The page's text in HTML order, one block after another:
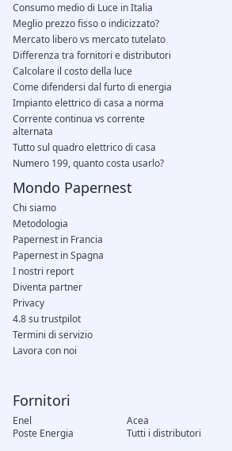
Fornitori
Enel Acea
Poste Energia
Tutti i distributori
Consumo medio di Luce in Italia
Meglio prezzo fisso o indicizzato?
Mercato libero vs mercato tutelato
Differenza tra fornitori e distributori
Calcolare il costo della luce
Come difendersi dal furto di energia
Impianto elettrico di casa a norma
Corrente continua vs corrente
alternata
Tutto sul quadro elettrico di casa
Numero 199, quanto costa usarlo?
Mondo Papernest
Chi siamo
Metodologia
Papernest in Francia
Papernest in Spagna
I nostri report
Diventa partner
Privacy
4.8 su trustpilot
Termini di servizio
Lavora con noi